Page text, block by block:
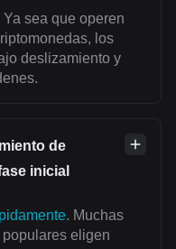
sea que operen
los
deslizamiento y
de
inicial
. Muchas
eligen